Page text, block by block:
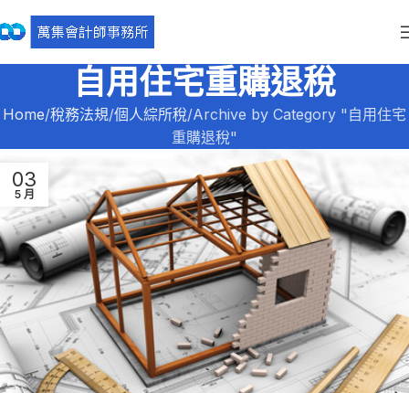
自用住宅重購退稅
Home 稅務法規 個人綜所稅 Archive by Category "自用住宅
重購退稅"
03
5 月